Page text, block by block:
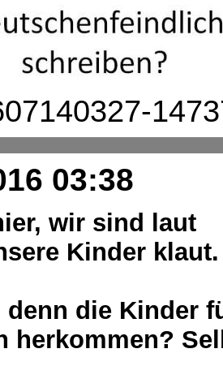
03:38
wir sind laut
Kinder klaut.
denn die Kinder
herkommen?